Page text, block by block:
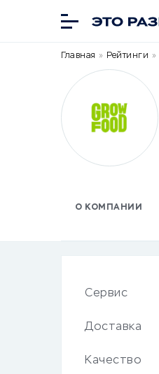
Главная » Рейтинги »
О КОМПАНИИ
Сервис
Доставка
Качество